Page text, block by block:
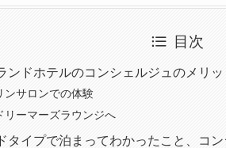
目次
ンドホテルのコンシェルジュのメリ
ンサロンでの体験
リーマーズラウンジへ
タイプで泊まってわかったこと、コ